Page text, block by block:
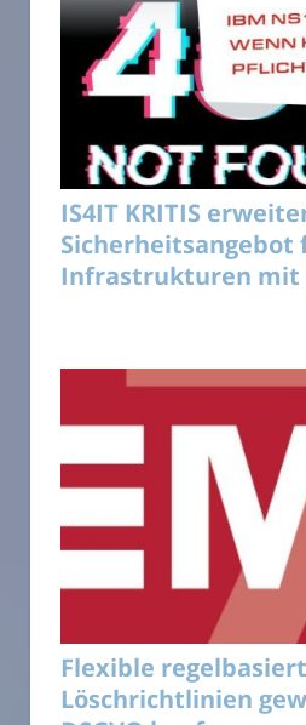
IS4IT KRITIS
Infrastrukturen mit
Flexible
Löschrichtlinien